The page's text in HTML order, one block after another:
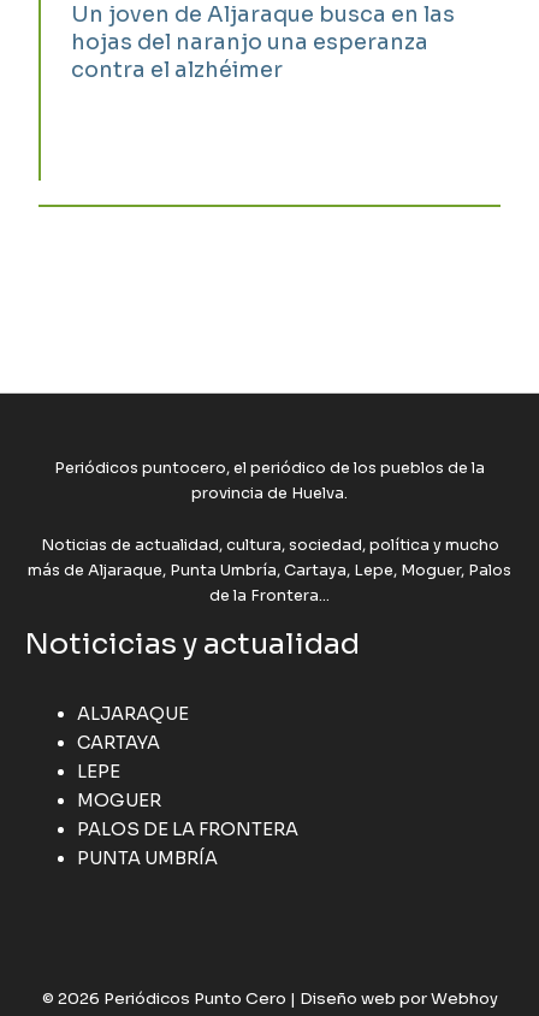
Un joven de Aljaraque busca en las
hojas del naranjo una esperanza
contra el alzhéimer
Periódicos puntocero, el periódico de los pueblos de la
provincia de Huelva.
Noticias de actualidad, cultura, sociedad, política y mucho
más de Aljaraque, Punta Umbría, Cartaya, Lepe, Moguer, Palos
de la Frontera...
Noticicias y actualidad
ALJARAQUE
CARTAYA
LEPE
MOGUER
PALOS DE LA FRONTERA
PUNTA UMBRÍA
© 2026 Periódicos Punto Cero | Diseño web por Webhoy